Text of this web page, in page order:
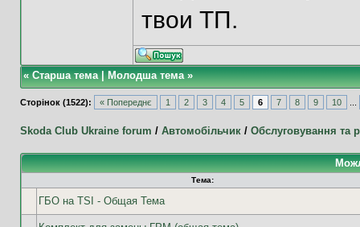
твои ТП.
«Старша тема|Молодша тема»
Сторінок (1522): « Попереднє 1 2 3 4 5 6 7 8 9 10
Skoda Club Ukraine forum / Автомобільчик/ Обслуговування та
Тема:
ГБО на TSI - Общая Тема